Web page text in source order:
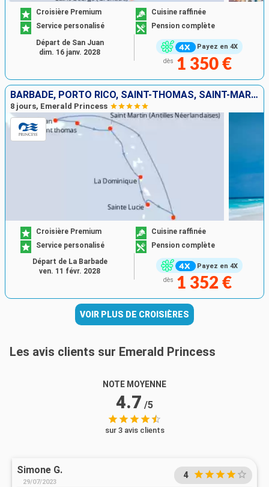
Payez en 4X
Croisière Premium
Cuisine raffinée
Service personalisé
Pension complète
dès 1 350 €
Départ de San Juan
dim. 16 janv. 2028
BARBADE, PORTO RICO, SAINT-THOMAS, SAINT-MARTIN, DOMINIQUE, SAINTE-LUCIE
8 jours, Emerald Princess
Payez en 4X
Croisière Premium
Cuisine raffinée
Service personalisé
Pension complète
dès 1 352 €
Départ de La Barbade
ven. 11 févr. 2028
VOIR PLUS DE CROISIÈRES
Les avis clients sur Emerald Princess
NOTE MOYENNE
4.7 /5
sur 3 avis clients
Simone G.
29/07/2023
4